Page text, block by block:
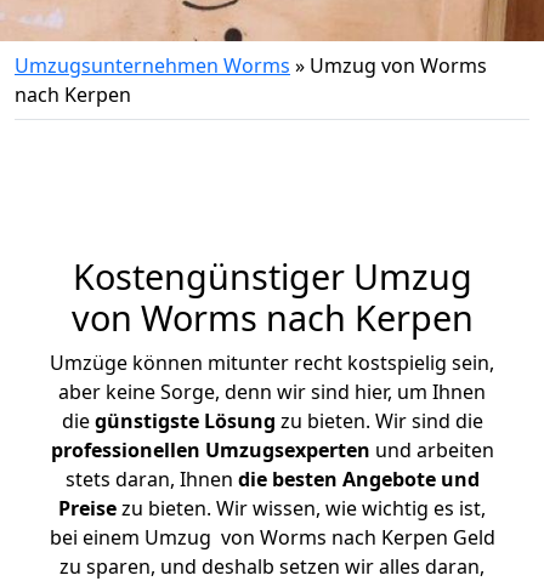
Umzugsunternehmen Worms » Umzug von Worms
nach Kerpen
Kostengünstiger Umzug
von Worms nach Kerpen
Umzüge können mitunter recht kostspielig sein,
aber keine Sorge, denn wir sind hier, um Ihnen
diegünstigste Lösung zu bieten. Wir sind die
professionellen Umzugsexperten und arbeiten
stets daran, Ihnen die besten Angebote und
Preisezu bieten. Wir wissen, wie wichtig es ist,
bei einem Umzug von Worms nach Kerpen Geld
zu sparen, und deshalb setzen wir alles daran,